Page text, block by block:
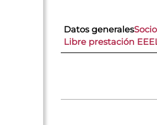
Datos generales
Libre prestación EEE